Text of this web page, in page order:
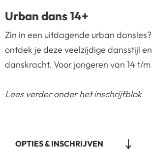
Urban dans 14+
Zin in een uitdagende urban
ontdek je deze veelzijdige dansstijl
danskracht. Voor jongeren van 14 t/
Lees verder onder het inschrijfblok
OPTIES & INSCHRIJVEN